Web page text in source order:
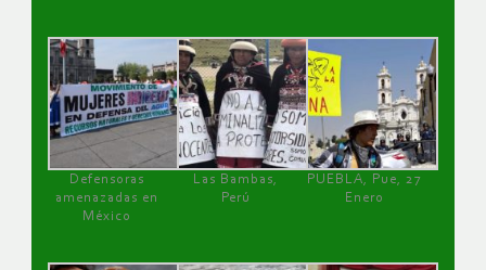
Defensoras
amenazadas en
México
Las Bambas,
Perú
PUEBLA, Pue, 27
Enero